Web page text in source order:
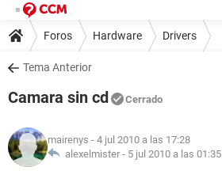
Foros Hardware Drivers
Tema Anterior
Camara sin cd Cerrado
mairenys - 4 jul 2010 a las 17:28
alexelmister - 5 jul 2010 a las 01:35